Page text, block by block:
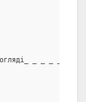
огляді_ _ _ _ _ _